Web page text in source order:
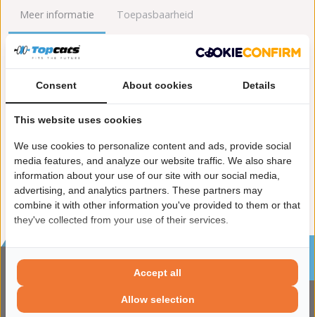
Meer informatie Toepasbaarheid
Origineel nummers
Garantie:2 jaar garantie
Materiaal:Keramiek
Enkel in combinatie met:FK80753
Product in orde:
Controleteken:E9-103R
Sinds 2002 de specialist in katalysatoren en
roetfilters
CONTACTGEGVENS
ADRES
Consent About cookies Details
This website uses cookies
We use cookies to personalize content and ads, provide social
media features, and analyze our website traffic. We also share
information about your use of our site with our social media,
advertising, and analytics partners. These partners may
combine it with other information you've provided to them or that
they've collected from your use of their services.
Allow selection
Accept all